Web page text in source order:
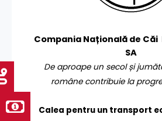
Compania Națională de Căi
SA
De aproape un secol și
române contribuie la
Calea pentru un transport